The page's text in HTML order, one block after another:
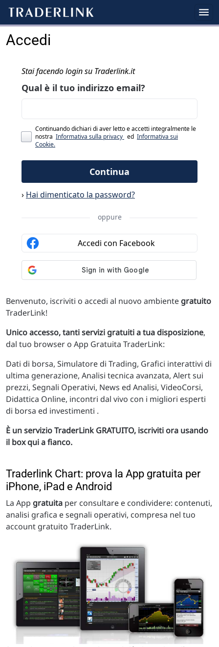
Accedi
Benvenuto, iscriviti o accedi al nuovo ambiente gratuito
TraderLink!
Unico accesso, tanti servizi gratuiti a tua disposizione,
dal tuo browser o App Gratuita TraderLink:
Dati di borsa, Simulatore di Trading, Grafici interattivi di
ultima generazione, Analisi tecnica avanzata, Alert sui
prezzi, Segnali Operativi, News ed Analisi, VideoCorsi,
Didattica Online, incontri dal vivo con i migliori esperti
di borsa ed investimenti .
È un servizio TraderLink GRATUITO, iscriviti ora usando
il box qui a fianco.
Traderlink Chart: prova la App gratuita per
iPhone, iPad e Android
La App gratuita per consultare e condividere: contenuti,
analisi grafica e segnali operativi, compresa nel tuo
account gratuito TraderLink.